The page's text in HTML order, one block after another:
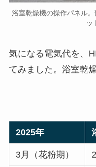
浴室乾燥機の操作パネル
ッ
気になる電気代を、
てみました。浴室乾
2025年
3月（花粉期）